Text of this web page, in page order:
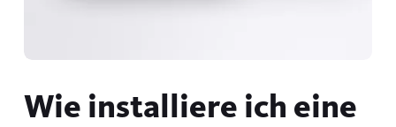
Wie installiere ich eine